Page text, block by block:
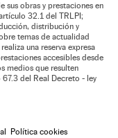
sus obras y prestaciones en
32.1 del TRLPI;
distribución y
temas de actualidad
una reserva expresa
accesibles desde
medios que resulten
del Real Decreto - ley
Política cookies